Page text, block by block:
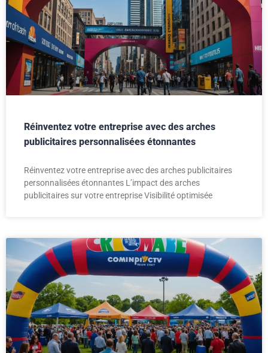
Réinventez votre entreprise avec des arches
publicitaires personnalisées étonnantes
Réinventez votre entreprise avec des arches publicitaires
personnalisées étonnantes L’impact des arches
publicitaires sur votre entreprise Visibilité optimisée